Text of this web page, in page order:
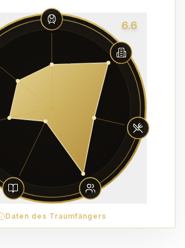
6.6
Daten des Traumfängers